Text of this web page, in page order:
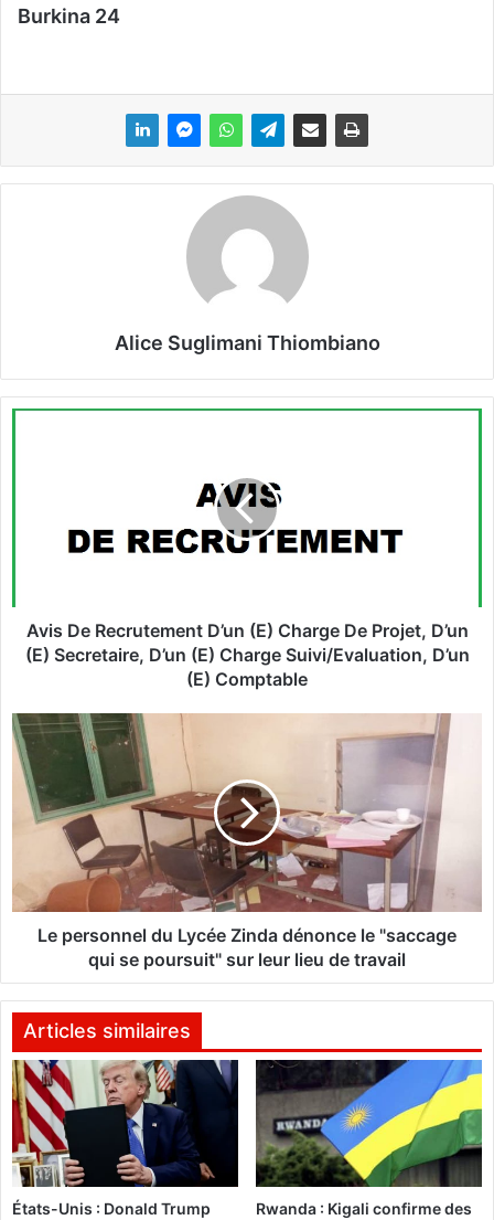
Burkina 24
Alice Suglimani Thiombiano
c
m
e
n
n
(
h
g
e
D
P
o
Avis De Recrutement D’un (E) Charge De Projet, D’un
(E) Secretaire, D’un (E) Charge Suivi/Evaluation, D’un
(E) Comptable
L
e
n
n
d
u
y
c
é
e
Z
i
d
Le personnel du Lycée Zinda dénonce le "saccage
qui se poursuit" sur leur lieu de travail
Articles similaires
États-Unis : Donald Trump Rwanda : Kigali confirme des